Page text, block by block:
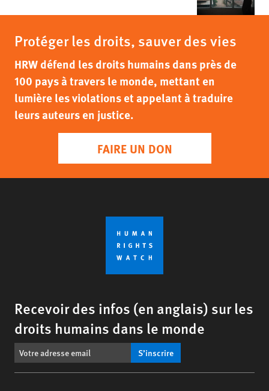
Protéger les droits, sauver des vies
HRW défend les droits humains dans près de
100 pays à travers le monde, mettant en
lumière les violations et appelant à traduire
leurs auteurs en justice.
FAIRE UN DON
Recevoir des infos (en anglais) sur les
droits humains dans le monde
S’inscrire